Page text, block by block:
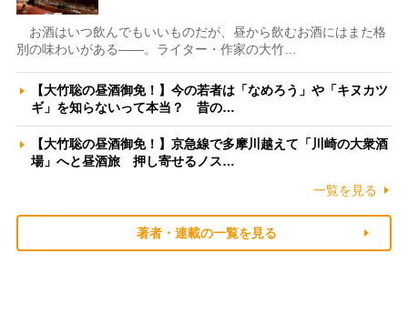
お酒はいつ飲んでもいいものだが、昼から飲むお酒にはまた格
別の味わいがある――。ライター・作家の大竹…
【大竹聡の昼酒御免！】今の若者は「なめろう」や「キヌカツ
ギ」を知らないって本当？ 昔の…
【大竹聡の昼酒御免！】京急線で多摩川越えて「川崎の大衆酒
場」へと昼酒旅 押し寄せるノス…
一覧を見る
著者・連載の一覧を見る